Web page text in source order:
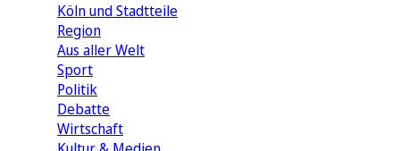
Köln und Stadtteile
Region
Aus aller Welt
Sport
Politik
Debatte
Wirtschaft